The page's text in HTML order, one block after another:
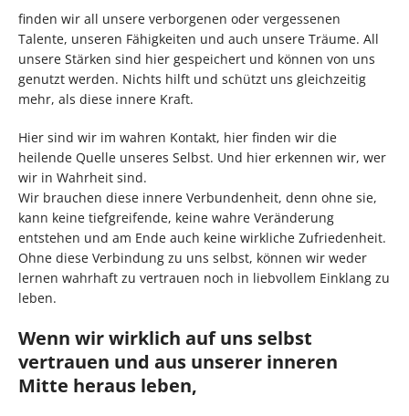
finden wir all unsere verborgenen oder vergessenen
Talente, unseren Fähigkeiten und auch unsere Träume. All
unsere Stärken sind hier gespeichert und können von uns
genutzt werden. Nichts hilft und schützt uns gleichzeitig
mehr, als diese innere Kraft.
Hier sind wir im wahren Kontakt, hier finden wir die
heilende Quelle unseres Selbst. Und hier erkennen wir, wer
wir in Wahrheit sind.
Wir brauchen diese innere Verbundenheit, denn ohne sie,
kann keine tiefgreifende, keine wahre Veränderung
entstehen und am Ende auch keine wirkliche Zufriedenheit.
Ohne diese Verbindung zu uns selbst, können wir weder
lernen wahrhaft zu vertrauen noch in liebvollem Einklang zu
leben.
Wenn wir wirklich auf uns selbst
vertrauen und aus unserer inneren
Mitte heraus leben,